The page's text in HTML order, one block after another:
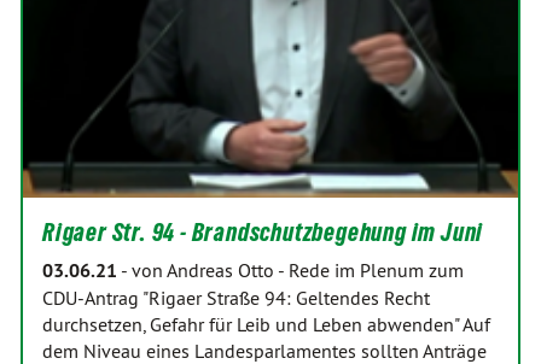
Rigaer Str. 94 - Brandschutzbegehung im Juni
03.06.21 - von Andreas Otto - Rede im Plenum zum
CDU-Antrag "Rigaer Straße 94: Geltendes Recht
durchsetzen, Gefahr für Leib und Leben abwenden" Auf
dem Niveau eines Landesparlamentes sollten Anträge